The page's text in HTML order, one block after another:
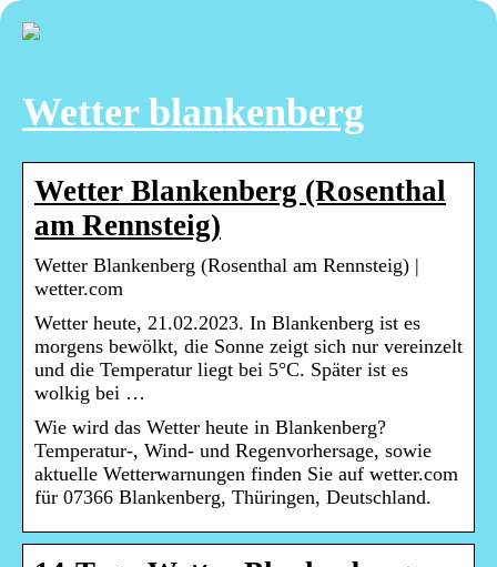
Wetter blankenberg
Wetter Blankenberg (Rosenthal
am Rennsteig)
Wetter Blankenberg (Rosenthal am Rennsteig) |
wetter.com
Wetter heute, 21.02.2023. In Blankenberg ist es
morgens bewölkt, die Sonne zeigt sich nur vereinzelt
und die Temperatur liegt bei 5°C. Später ist es
wolkig bei …
Wie wird das Wetter heute in Blankenberg?
Temperatur-, Wind- und Regenvorhersage, sowie
aktuelle Wetterwarnungen finden Sie auf wetter.com
für 07366 Blankenberg, Thüringen, Deutschland.